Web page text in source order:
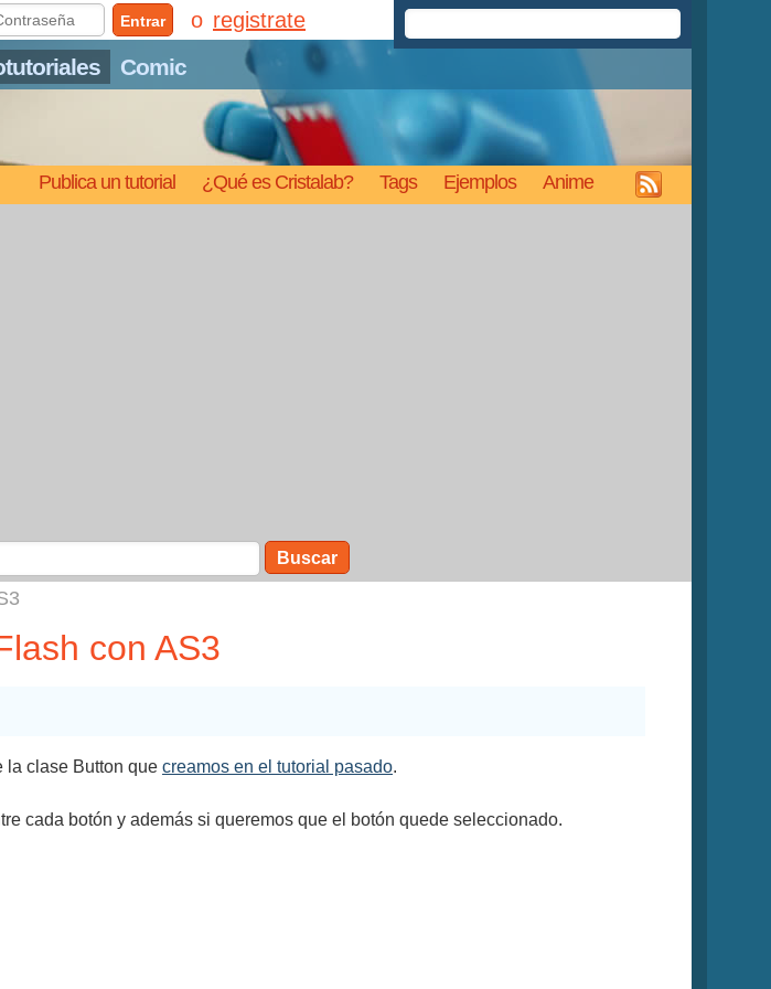
Comic
Publica un tutorial ¿Qué es Cristalab? Tags Ejemplos Anime
Entrar registrate
Buscar
con AS3
la clase Button que creamos en el tutorial pasado.
cada botón y además si queremos que el botón quede seleccionado.